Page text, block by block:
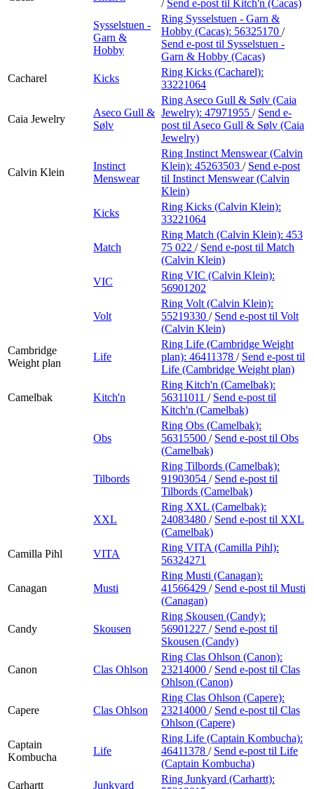
/ Send e-post til Kitch'n (Cacas)
Sysselstuen -
Garn &
Hobby
Ring Sysselstuen - Garn &
Hobby (Cacas): 56325170 /
Send e-post til Sysselstuen -
Garn & Hobby (Cacas)
Cacharel
Kicks
Ring Kicks (Cacharel):
33221064
Caia Jewelry
Aseco Gull &
Sølv
Ring Aseco Gull & Sølv (Caia
Jewelry): 47971955 / Send e-
post til Aseco Gull & Sølv (Caia
Jewelry)
Calvin Klein
Instinct
Menswear
Ring Instinct Menswear (Calvin
Klein): 45263503 / Send e-post
til Instinct Menswear (Calvin
Klein)
Kicks
Ring Kicks (Calvin Klein):
33221064
Match
Ring Match (Calvin Klein): 453
75 022 / Send e-post til Match
(Calvin Klein)
VIC
Ring VIC (Calvin Klein):
56901202
Volt
Ring Volt (Calvin Klein):
55219330 / Send e-post til Volt
(Calvin Klein)
Cambridge
Weight plan
Life
Ring Life (Cambridge Weight
plan): 46411378 / Send e-post til
Life (Cambridge Weight plan)
Camelbak Kitch'n
Ring Kitch'n (Camelbak):
56311011 / Send e-post til
Kitch'n (Camelbak)
Obs
Ring Obs (Camelbak):
56315500 / Send e-post til Obs
(Camelbak)
Tilbords
Ring Tilbords (Camelbak):
91903054 / Send e-post til
Tilbords (Camelbak)
XXL
Ring XXL (Camelbak):
24083480 / Send e-post til XXL
(Camelbak)
Camilla Pihl
VITA
Ring VITA (Camilla Pihl):
56324271
Canagan Musti
Ring Musti (Canagan):
41566429 / Send e-post til Musti
(Canagan)
Candy Skousen
Ring Skousen (Candy):
56901227 / Send e-post til
Skousen (Candy)
Canon Clas Ohlson
Ring Clas Ohlson (Canon):
23214000 / Send e-post til Clas
Ohlson (Canon)
Capere Clas Ohlson
Ring Clas Ohlson (Capere):
23214000 / Send e-post til Clas
Ohlson (Capere)
Captain
Kombucha
Life
Ring Life (Captain Kombucha):
46411378 / Send e-post til Life
(Captain Kombucha)
Carhartt
Junkyard
Ring Junkyard (Carhartt):